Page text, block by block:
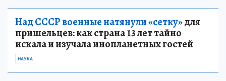
Над СССР военные натянули «сетку»для
пришельцев: как страна 13 лет тайно
искала и изучала инопланетных гостей
НАУКА